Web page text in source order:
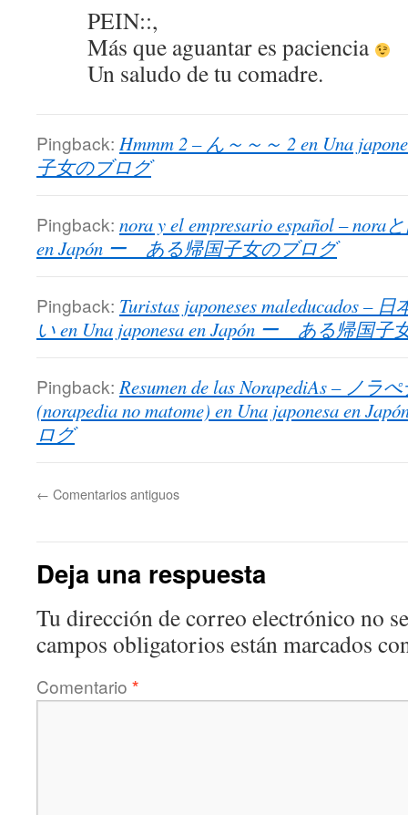
PEIN::,
Más que aguantar es paciencia
Un saludo de tu comadre.
Pingback: Hmmm 2 – ん～～～ 2 en Una
子女のブログ
Pingback: nora y el empresario español – nora
en Japón ー ある帰国子女のブログ
Pingback: Turistas japoneses maleducados –
い en Una japonesa en Japón ー ある帰国子
Pingback: Resumen de las NorapediAs – ノラ
(norapedia no matome) en Una japonesa en
ログ
← Comentarios antiguos
Deja una respuesta
Tu dirección de correo electrónico no
campos obligatorios están marcados
Comentario *